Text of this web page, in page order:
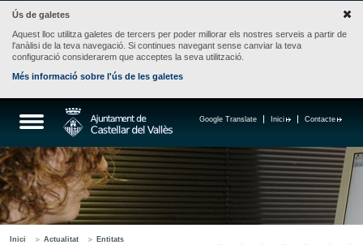
Ús de galetes
Aquest lloc utilitza galetes de tercers per poder millorar els nostres serveis a partir de
l'anàlisi de la teva navegació. Si continues navegant sense canviar la teva
configuració considerarem que acceptes la seva utilització.
Més informació sobre l'ús de les galetes
Contacte
Inici
Google Translate
Inici Actualitat Entitats